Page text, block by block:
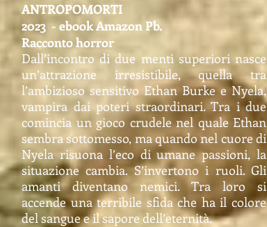
ANTROPOMORTI
2023 - ebook Amazon Pb.
Racconto horror
Dall’incontro di due menti superiori nasce
un’attrazione irresistibile, quella tra
l’ambizioso sensitivo Ethan Burke e Nyela,
vampira dai poteri straordinari. Tra i due
comincia un gioco crudele nel quale Ethan
sembra sottomesso, ma quando nel cuore di
Nyela risuona l’eco di umane passioni, la
situazione cambia. S’invertono i ruoli. Gli
amanti diventano nemici. Tra loro si
accende una terribile sfida che ha il colore
del sangue e il sapore dell’eternità.